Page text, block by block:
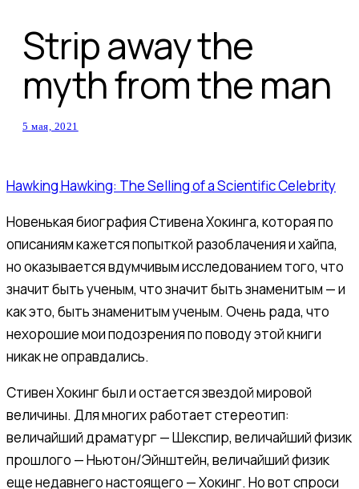
Strip away the
myth from the man
5 мая, 2021
Hawking Hawking: The Selling of a Scientific Celebrity
Новенькая биография Стивена Хокинга, которая по
описаниям кажется попыткой разоблачения и хайпа,
но оказывается вдумчивым исследованием того, что
значит быть ученым, что значит быть знаменитым — и
как это, быть знаменитым ученым. Очень рада, что
нехорошие мои подозрения по поводу этой книги
никак не оправдались.
Стивен Хокинг был и остается звездой мировой
величины. Для многих работает стереотип:
величайший драматург — Шекспир, величайший физик
прошлого — Ньютон/Эйнштейн, величайший физик
еще недавнего настоящего — Хокинг. Но вот спроси